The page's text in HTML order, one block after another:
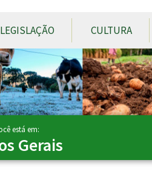
LEGISLAÇÃO CULTURA
está em:
Gerais